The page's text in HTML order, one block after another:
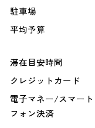
駐車場
平均予算
滞在目安時間
クレジットカード
電子マネー/スマート
フォン決済